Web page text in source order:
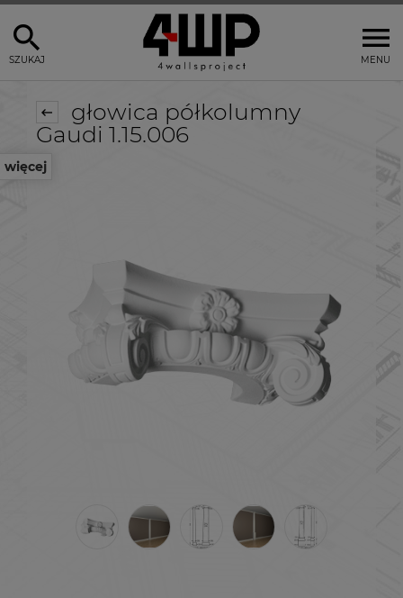
MENU
SZUKAJ
więcej
głowica półkolumny
Gaudi 1.15.006